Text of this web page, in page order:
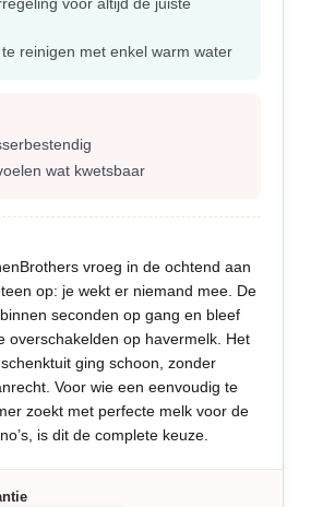
reinigen met enkel warm water
wat kwetsbaar
vroeg in de ochtend aan
op: je wekt er niemand mee. De
seconden op gang en bleef
overschakelden op havermelk. Het
ging schoon, zonder
Voor wie een eenvoudig te
zoekt met perfecte melk voor de
is dit de complete keuze.